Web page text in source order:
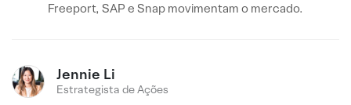
Freeport, SAP e Snap movimentam o mercado.
Jennie Li
Estrategista de Ações